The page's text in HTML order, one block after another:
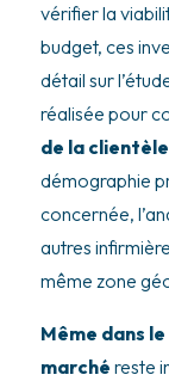
vérifier la
budget, ces
détail sur
réalisée pour
de la clientèle
démographie
concernée,
autres
même zone
Même dans
marché reste